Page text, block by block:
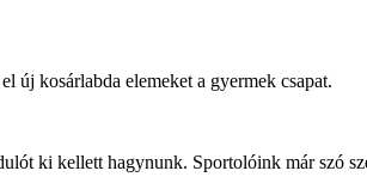
új kosárlabda elemeket a gyermek csapat.
ki kellett hagynunk. Sportolóink már szó